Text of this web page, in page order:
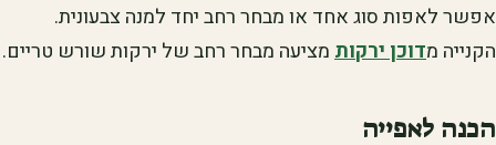
אפשר לאפות סוג אחד או מבחר רחב יחד למנה צבעונית.
הקנייה מדוכן ירקותמציעה מבחר רחב של ירקות שורש טריים.
הכנה לאפייה